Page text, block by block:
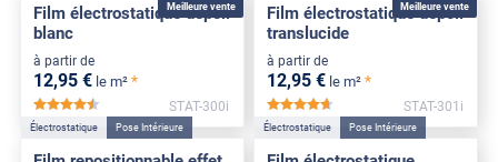
Meilleure vente
Film électrostatique dépoli
blanc
à partir de
12,95 € le m² *
*****
STAT-300i
Meilleure vente
Film électrostatique dépoli
translucide
à partir de
12,95 € le m² *
*****
STAT-301i
Électrostatique Pose Intérieure Électrostatique Pose Intérieure